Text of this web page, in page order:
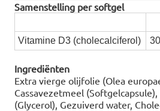
Samenstelling per softgel
Vitamine D3 (cholecalciferol)
Ingrediënten
Extra vierge olijfolie (Olea
Cassavezetmeel
(Glycerol), Gezuiverd water,